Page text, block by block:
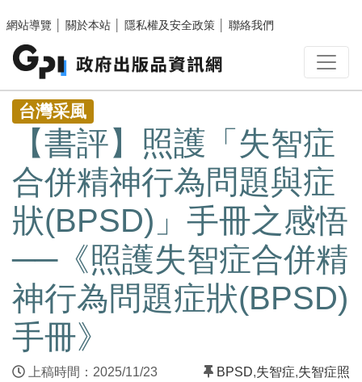
網站導覽
關於本站 隱私權及安全政策 聯絡我們
:::
台灣采風
【書評】照護「失智症
合併精神行為問題與症
狀(BPSD)」手冊之感悟
──《照護失智症合併精
神行為問題症狀(BPSD)
手冊》
上稿時間：2025/11/23
BPSD,失智症,失智症照